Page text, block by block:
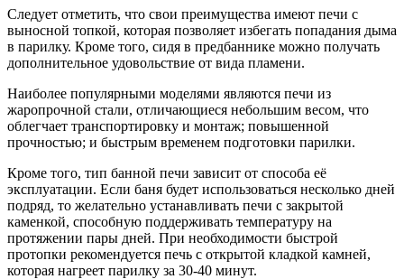
Следует отметить, что свои преимущества имеют печи с
выносной топкой, которая позволяет избегать попадания дыма
в парилку. Кроме того, сидя в предбаннике можно получать
дополнительное удовольствие от вида пламени.
Наиболее популярными моделями являются печи из
жаропрочной стали, отличающиеся небольшим весом, что
облегчает транспортировку и монтаж; повышенной
прочностью; и быстрым временем подготовки парилки.
Кроме того, тип банной печи зависит от способа её
эксплуатации. Если баня будет использоваться несколько дней
подряд, то желательно устанавливать печи с закрытой
каменкой, способную поддерживать температуру на
протяжении пары дней. При необходимости быстрой
протопки рекомендуется печь с открытой кладкой камней,
которая нагреет парилку за 30-40 минут.